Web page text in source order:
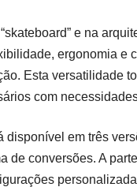
e na
ergonomia e
Esta versatilidade
com
disponível em três
de conversões. A